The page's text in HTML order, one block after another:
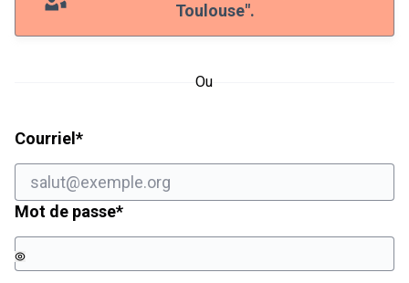
Toulouse".
Ou
Courriel *Champ obligatoire
Mot de passe*Champ obligatoire